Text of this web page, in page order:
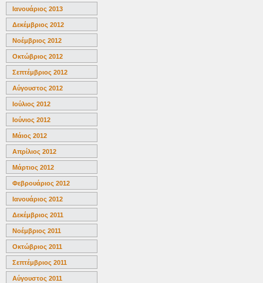
Ιανουάριος 2013
Δεκέμβριος 2012
Νοέμβριος 2012
Οκτώβριος 2012
Σεπτέμβριος 2012
Αύγουστος 2012
Ιούλιος 2012
Ιούνιος 2012
Μάιος 2012
Απρίλιος 2012
Μάρτιος 2012
Φεβρουάριος 2012
Ιανουάριος 2012
Δεκέμβριος 2011
Νοέμβριος 2011
Οκτώβριος 2011
Σεπτέμβριος 2011
Αύγουστος 2011